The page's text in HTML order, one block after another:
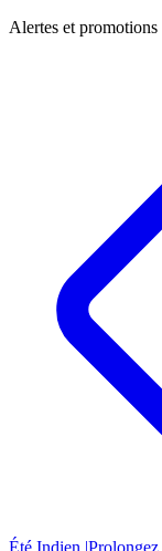
Alertes et promotions
Été Indien |Prolongez